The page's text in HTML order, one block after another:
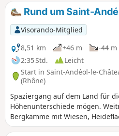
Rund um Saint-
Visorando-Mitglied
8,51 km
+46 m
-44 m
2:35 Std.
Leicht
Start in Saint-Andéol-le-
(Rhône)
Spaziergang auf dem Land für
Höhenunterschiede mögen.
Bergkämme mit Wiesen,
Plateau Mornantais.